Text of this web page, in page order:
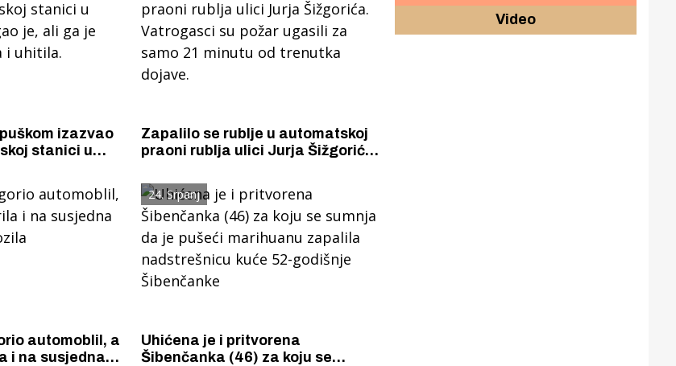
izazvao
stanici u
i uhitila.
Zapalilo se rublje u automatskoj
praoni rublja ulici Jurja Šižgorića.
samo 21 minutu od trenutka
dojave.
automoblil, a
i na susjedna
24. Srpanj
Uhićena je i pritvorena
Šibenčanka (46) za koju se
Video